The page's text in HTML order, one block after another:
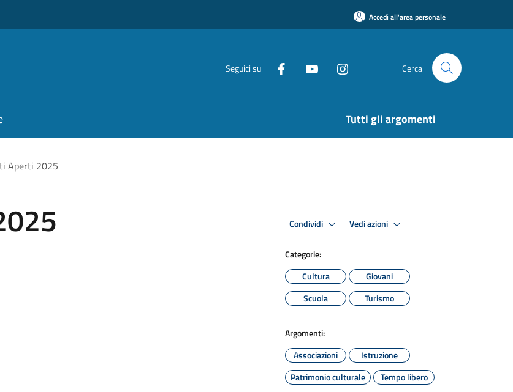
Accedi all'area personale
Seguici su Cerca
Tutti gli argomenti
Aperti 2025
Condividi Vedi azioni
Categorie:
Cultura
Giovani
Scuola
Turismo
Argomenti:
Associazioni
Istruzione
Patrimonio culturale
Tempo libero